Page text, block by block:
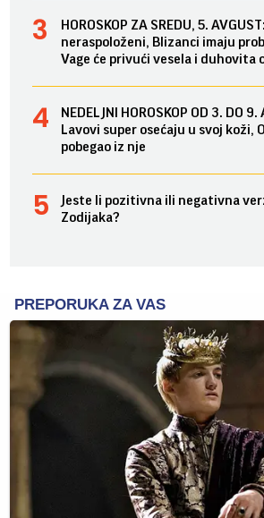
HOROSKOP ZA SREDU, 5.
neraspoloženi, Blizanci imaju
Vage će privući vesela i duhovita
NEDELJNI HOROSKOP OD 3. DO
Lavovi super osećaju u svoj koži,
pobegao iz nje
Jeste li pozitivna ili negativna
Zodijaka?